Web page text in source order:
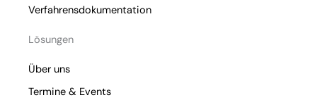
Verfahrensdokumentation
Lösungen
Über uns
Termine & Events